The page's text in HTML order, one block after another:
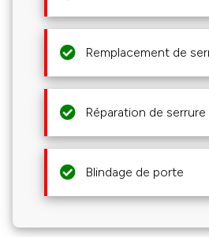
Remplacement de
Réparation de serrure
Blindage de porte